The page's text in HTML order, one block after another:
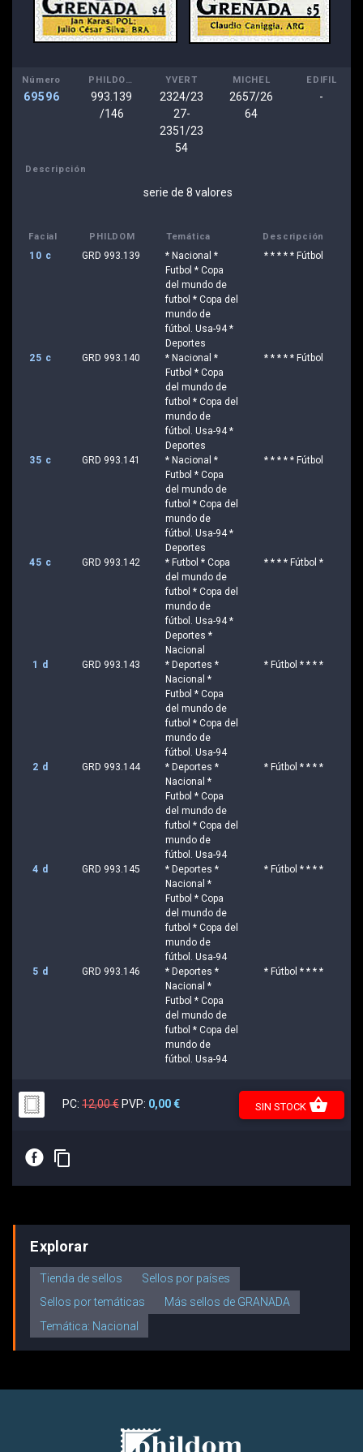
Número
69596
PHILDOM
993.139
/146
YVERT
2324/23
27-
2351/23
54
MICHEL
2657/26
64
EDIFIL
-
Descripción
serie de 8 valores
Facial PHILDOM Temática Descripción
10 c GRD 993.139
* Nacional *
Futbol * Copa
del mundo de
futbol * Copa del
mundo de
fútbol. Usa-94 *
Deportes
* * * * * Fútbol
25 c GRD 993.140
* Nacional *
Futbol * Copa
del mundo de
futbol * Copa del
mundo de
fútbol. Usa-94 *
Deportes
* * * * * Fútbol
35 c GRD 993.141
* Nacional *
Futbol * Copa
del mundo de
futbol * Copa del
mundo de
fútbol. Usa-94 *
Deportes
* * * * * Fútbol
45 c GRD 993.142
* Futbol * Copa
del mundo de
futbol * Copa del
mundo de
fútbol. Usa-94 *
Deportes *
Nacional
* * * * Fútbol *
1 d GRD 993.143
* Deportes *
Nacional *
Futbol * Copa
del mundo de
futbol * Copa del
mundo de
fútbol. Usa-94
* Fútbol * * * *
2 d GRD 993.144
* Deportes *
Nacional *
Futbol * Copa
del mundo de
futbol * Copa del
mundo de
fútbol. Usa-94
* Fútbol * * * *
4 d GRD 993.145
* Deportes *
Nacional *
Futbol * Copa
del mundo de
futbol * Copa del
mundo de
fútbol. Usa-94
* Fútbol * * * *
5 d GRD 993.146
* Deportes *
Nacional *
Futbol * Copa
del mundo de
futbol * Copa del
mundo de
fútbol. Usa-94
* Fútbol * * * *
PC: 12,00 € PVP: 0,00 € SIN STOCK shopping_basket
E content_copy
Explorar
Tienda de sellos
Sellos por países
Sellos por temáticas
Más sellos de GRANADA
Temática: Nacional